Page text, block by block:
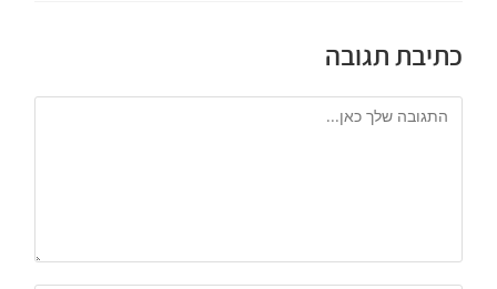
כתיבת תגובה